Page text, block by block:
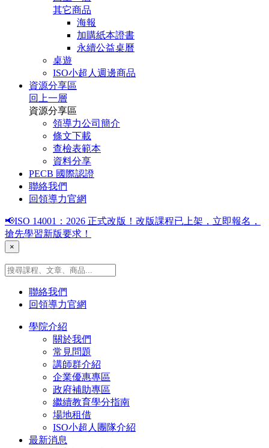
其它商品
海報
加購紙本證書
永續公益桌曆
桌遊
ISO小超人週邊商品
資源分享區
回上一層
資源分享區
領導力公司簡介
條文下載
查檢表範本
資料分享
PECB 國際認證
聯絡我們
回領導力官網
📢ISO 14001：2026 正式改版！改版課程已上架，立即報名，
搶先學習新版要求！
×
聯絡我們
回領導力官網
學院介紹
關於我們
常見問題
講師群介紹
企業優惠專區
政府補助專區
繼續教育學分指南
場地租借
ISO小超人團隊介紹
最新消息